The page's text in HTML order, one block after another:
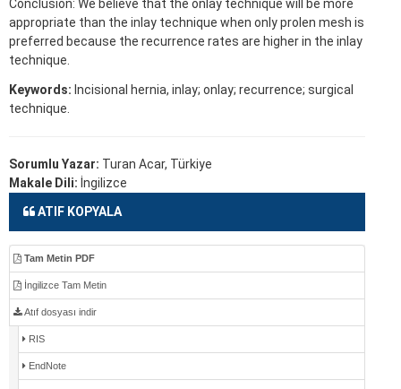
Conclusion: We believe that the onlay technique will be more
appropriate than the inlay technique when only prolen mesh is
preferred because the recurrence rates are higher in the inlay
technique.
Keywords: Incisional hernia, inlay; onlay; recurrence; surgical
technique.
Sorumlu Yazar: Turan Acar, Türkiye
Makale Dili: İngilizce
ATIF KOPYALA
Tam Metin PDF
İngilizce Tam Metin
Atıf dosyası indir
RIS
EndNote